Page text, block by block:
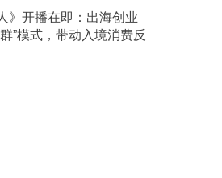
》开播在即：出海创业
”模式，带动入境消费反